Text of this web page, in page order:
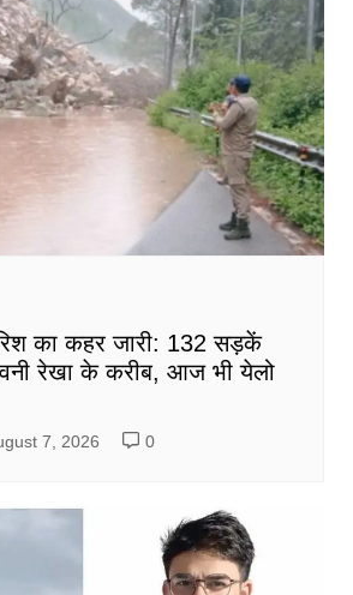
का कहर जारी: 132 सड़कें
रेखा के करीब, आज भी येलो
7, 2026 0